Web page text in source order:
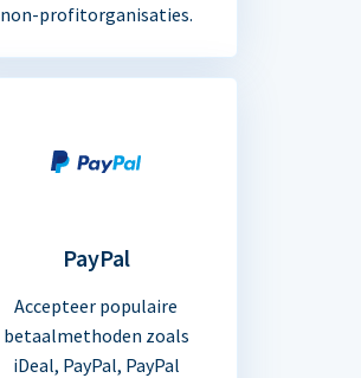
non-profitorganisaties.
PayPal
Accepteer populaire
betaalmethoden zoals
iDeal, PayPal, PayPal